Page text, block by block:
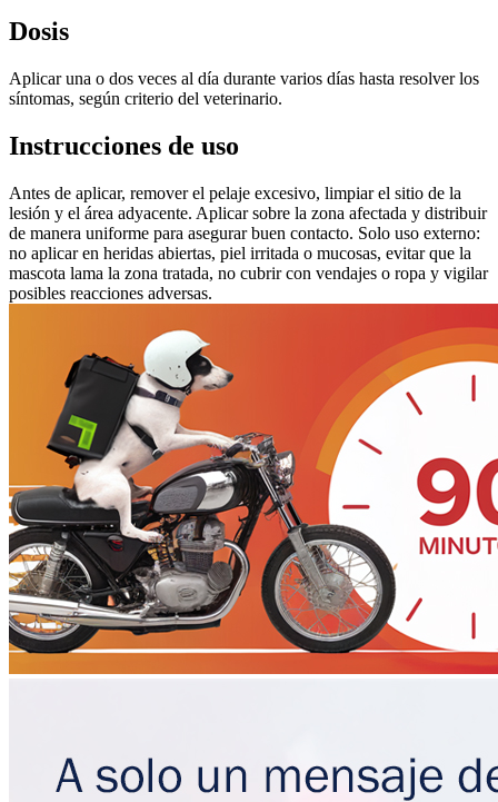
Dosis
Aplicar una o dos veces al día durante varios días hasta resolver los
síntomas, según criterio del veterinario.
Instrucciones de uso
Antes de aplicar, remover el pelaje excesivo, limpiar el sitio de la
lesión y el área adyacente. Aplicar sobre la zona afectada y distribuir
de manera uniforme para asegurar buen contacto. Solo uso externo:
no aplicar en heridas abiertas, piel irritada o mucosas, evitar que la
mascota lama la zona tratada, no cubrir con vendajes o ropa y vigilar
posibles reacciones adversas.